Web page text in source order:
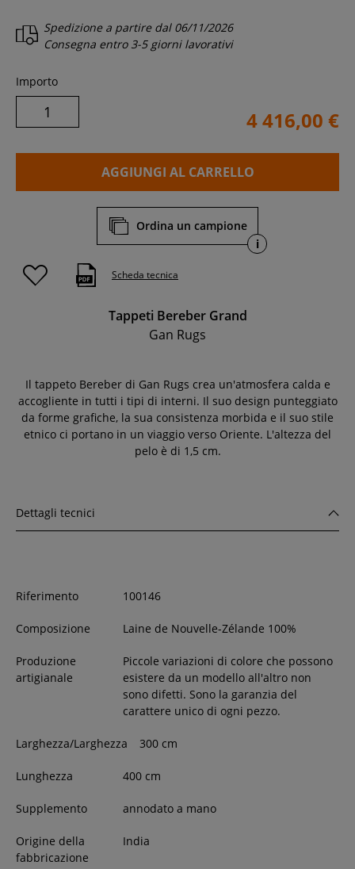
Spedizione a partire dal 06/11/2026
Consegna entro 3-5 giorni lavorativi
Importo
4 416,00 €
AGGIUNGI AL CARRELLO
Ordina un campione
i
Scheda tecnica
Tappeti Bereber Grand
Gan Rugs
Il tappeto Bereber di Gan Rugs crea un'atmosfera calda e
accogliente in tutti i tipi di interni. Il suo design punteggiato
da forme grafiche, la sua consistenza morbida e il suo stile
etnico ci portano in un viaggio verso Oriente. L'altezza del
pelo è di 1,5 cm.
Dettagli tecnici
Riferimento 100146
Composizione Laine de Nouvelle-Zélande 100%
Produzione
artigianale
Piccole variazioni di colore che possono
esistere da un modello all'altro non
sono difetti. Sono la garanzia del
carattere unico di ogni pezzo.
Larghezza/Larghezza 300 cm
Lunghezza 400cm
Supplemento annodato a mano
Origine della
fabbricazione
India